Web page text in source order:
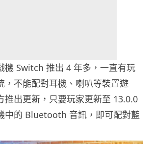
機 Switch 推出 4 年多，一直有玩
，不能配對耳機、喇叭等裝置遊
推出更新，只要玩家更新至 13.0.0
中的 Bluetooth 音訊，即可配對藍